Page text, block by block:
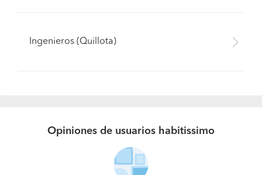
Ingenieros (Quillota)
Opiniones de usuarios habitissimo